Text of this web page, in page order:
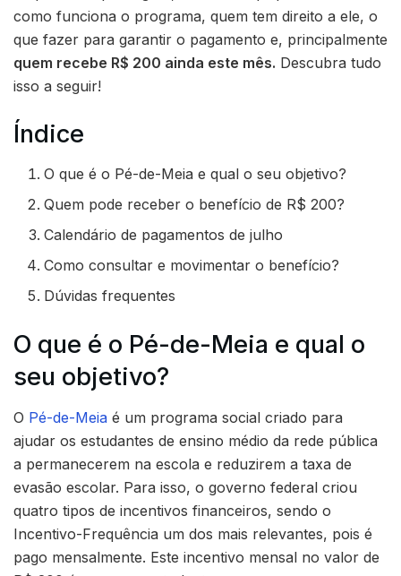
como funciona o programa, quem tem direito a ele, o
que fazer para garantir o pagamento e, principalmente
quem recebe R$ 200 ainda este mês. Descubra tudo
isso a seguir!
Índice
O que é o Pé-de-Meia e qual o seu objetivo?
Quem pode receber o benefício de R$ 200?
Calendário de pagamentos de julho
Como consultar e movimentar o benefício?
Dúvidas frequentes
O que é o Pé-de-Meia e qual o
seu objetivo?
O Pé-de-Meia é um programa social criado para
ajudar os estudantes de ensino médio da rede pública
a permanecerem na escola e reduzirem a taxa de
evasão escolar. Para isso, o governo federal criou
quatro tipos de incentivos financeiros, sendo o
Incentivo-Frequência um dos mais relevantes, pois é
pago mensalmente. Este incentivo mensal no valor de